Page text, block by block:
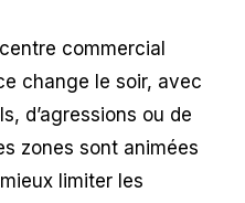
commercial
change le soir, avec
d’agressions ou de
zones sont animées
limiter les